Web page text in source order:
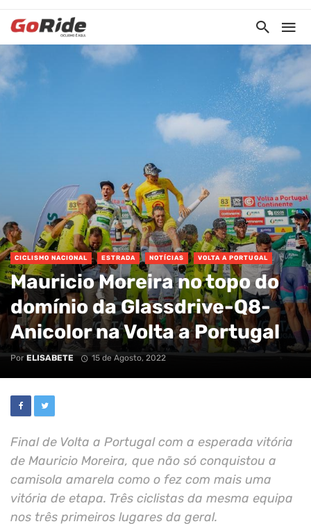
CICLISMO NACIONAL ESTRADA NOTÍCIAS VOLTA A PORTUGAL
Mauricio Moreira no topo do
domínio da Glassdrive-Q8-
Anicolor na Volta a Portugal
Por ELISABETE 15 de Agosto, 2022
Final de Volta a Portugal com a esperada vitória
de Mauricio Moreira, que não só conquistou a
camisola amarela como o fez com mais uma
vitória de etapa. Três ciclistas da mesma equipa
nos três primeiros lugares da geral.